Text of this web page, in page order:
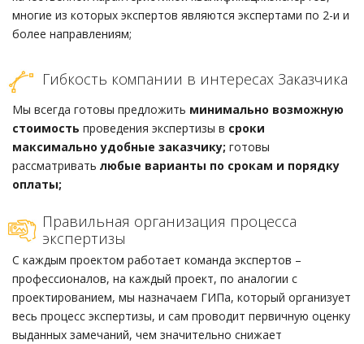
многие из которых экспертов являются экспертами по 2-и и
более направлениям;
Гибкость компании в интересах Заказчика
Мы всегда готовы предложить минимально возможную
стоимость проведения экспертизы в сроки
максимально удобные заказчику; готовы
рассматривать любые варианты по срокам и порядку
оплаты;
Правильная организация процесса
экспертизы
С каждым проектом работает команда экспертов –
профессионалов, на каждый проект, по аналогии с
проектированием, мы назначаем ГИПа, который организует
весь процесс экспертизы, и сам проводит первичную оценку
выданных замечаний, чем значительно снижает